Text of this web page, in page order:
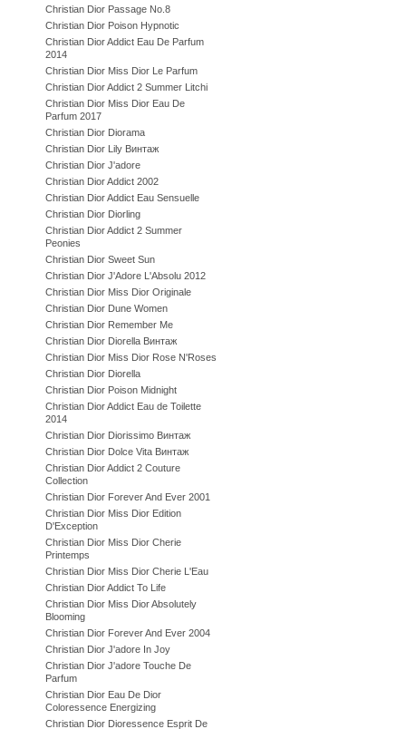
Christian Dior Passage No.8
Christian Dior Poison Hypnotic
Christian Dior Addict Eau De Parfum
2014
Christian Dior Miss Dior Le Parfum
Christian Dior Addict 2 Summer Litchi
Christian Dior Miss Dior Eau De
Parfum 2017
Christian Dior Diorama
Christian Dior Lily Винтаж
Christian Dior J'adore
Christian Dior Addict 2002
Christian Dior Addict Eau Sensuelle
Christian Dior Diorling
Christian Dior Addict 2 Summer
Peonies
Christian Dior Sweet Sun
Christian Dior J'Adore L'Absolu 2012
Christian Dior Miss Dior Originale
Christian Dior Dune Women
Christian Dior Remember Me
Christian Dior Diorella Винтаж
Christian Dior Miss Dior Rose N'Roses
Christian Dior Diorella
Christian Dior Poison Midnight
Christian Dior Addict Eau de Toilette
2014
Christian Dior Diorissimo Винтаж
Christian Dior Dolce Vita Винтаж
Christian Dior Addict 2 Couture
Collection
Christian Dior Forever And Ever 2001
Christian Dior Miss Dior Edition
D'Exception
Christian Dior Miss Dior Cherie
Printemps
Christian Dior Miss Dior Cherie L'Eau
Christian Dior Addict To Life
Christian Dior Miss Dior Absolutely
Blooming
Christian Dior Forever And Ever 2004
Christian Dior J'adore In Joy
Christian Dior J'adore Touche De
Parfum
Christian Dior Eau De Dior
Coloressence Energizing
Christian Dior Dioressence Esprit De